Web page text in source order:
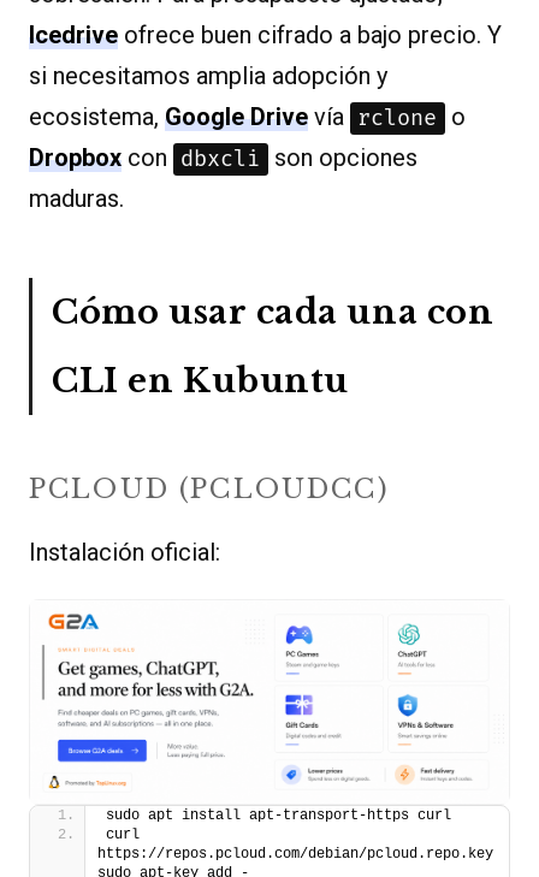
Icedrive ofrece buen cifrado a bajo precio. Y
si necesitamos amplia adopción y
ecosistema, Google Drive vía rclone
o
Dropbox con dbxcli
son opciones
maduras.
Cómo usar cada una con
CLI en Kubuntu
PCLOUD (PCLOUDCC)
Instalación oficial:
sudo apt install apt-transport-https curl
curl
https://repos.pcloud.com/debian/pcloud.repo.key